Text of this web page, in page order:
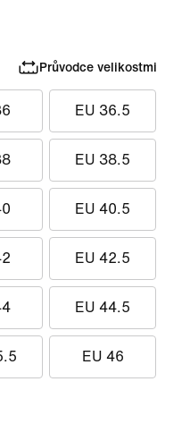
Průvodce velikostmi
EU 36.5
EU 38.5
EU 40.5
EU 42.5
EU 44.5
EU 46